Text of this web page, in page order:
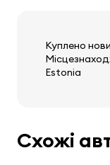
кожне кермо
Порожня
Куплено
Estonia
Схожі